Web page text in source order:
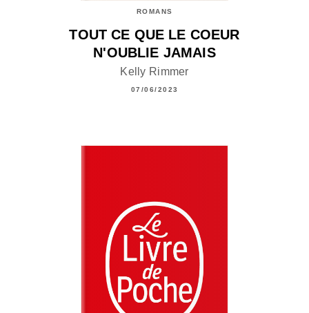
ROMANS
TOUT CE QUE LE COEUR
N'OUBLIE JAMAIS
Kelly Rimmer
07/06/2023